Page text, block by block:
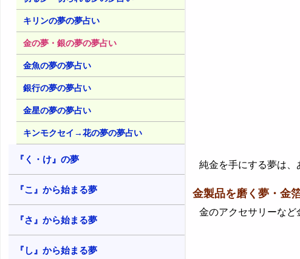
キリンの夢の夢占い
金の夢・銀の夢の夢占い
金魚の夢の夢占い
銀行の夢の夢占い
金星の夢の夢占い
キンモクセイ→花の夢の夢占い
『く・け』の夢
『こ』から始まる夢
『さ』から始まる夢
『し』から始まる夢
純金を手にする夢は、
金製品を磨く夢・金
金のアクセサリーなど